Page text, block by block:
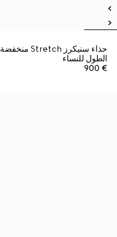
حذاء سنيكرز Stretch منخفضة
الطول للنساء
€ 900